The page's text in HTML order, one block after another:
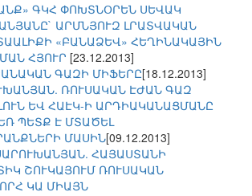
ԳԿՀ ՓՈԽՏՆՕՐԵՆ ՍԵՎԱԿ
ԱՐՄՆՅՈՒԶ ԼՐԱՏՎԱԿԱՆ
«ԲԱՆԱՁԵՎ» ՀԵՂԻՆԱԿԱՅԻՆ
ՀՅՈՒՐ [23.12.2013]
ԳԱԶԻ ՄԻՖԵՐԸ[18.12.2013]
ՌՈՒՍԱԿԱՆ ԷԺԱՆ ԳԱԶ
ԵՎ ՀԱԷԿ-Ի ԱՐԴԻԱԿԱՆԱՑՄԱՆԸ
ՊԵՏՔ Է ՄՏԱԾԵԼ
ՄԱՍԻՆ[09.12.2013]
ՀԱՅԱՍՏԱՆԻ
ՇՈՒԿԱՅՈՒՄ ՌՈՒՍԱԿԱՆ
ԿԱ ՄԻԱՅՆ